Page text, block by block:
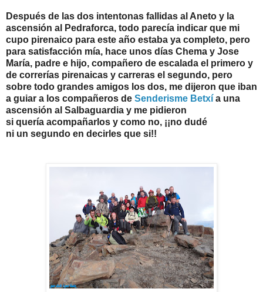
Después de las dos intentonas fallidas al Aneto y la
ascensión al Pedraforca, todo parecía indicar que mi
cupo pirenaico para este año estaba ya completo, pero
para satisfacción mía, hace unos días Chema y Jose
María, padre e hijo, compañero de escalada el primero y
de correrías pirenaicas y carreras el segundo, pero
sobre todo grandes amigos los dos, me dijeron que iban
a guiar a los compañeros de Senderisme Betxí a una
ascensión al Salbaguardia y me pidieron
si quería acompañarlos y como no, ¡¡no dudé
ni un segundo en decirles que si!!